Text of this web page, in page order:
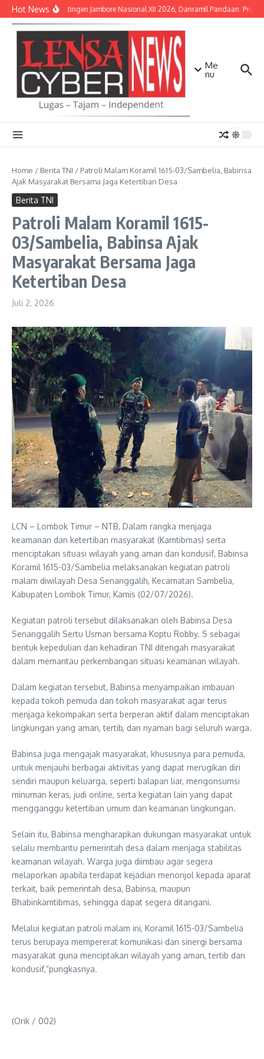
Lewati ke konten
Hot NewsLepas Kontingen Jambore Nasional XII 2026, Danramil Pandaan:
Me
nu
Home / Berita TNI / Patroli Malam Koramil 1615-03/Sambelia, Babinsa
Ajak Masyarakat Bersama Jaga Ketertiban Desa
Berita TNI
Patroli Malam Koramil 1615-
03/Sambelia, Babinsa Ajak
Masyarakat Bersama Jaga
Ketertiban Desa
Juli 2, 2026
LCN – Lombok Timur – NTB, Dalam rangka menjaga
keamanan dan ketertiban masyarakat (Kamtibmas) serta
menciptakan situasi wilayah yang aman dan kondusif, Babinsa
Koramil 1615-03/Sambelia melaksanakan kegiatan patroli
malam diwilayah Desa Senanggalih, Kecamatan Sambelia,
Kabupaten Lombok Timur, Kamis (02/07/2026).
Kegiatan patroli tersebut dilaksanakan oleh Babinsa Desa
Senanggalih Sertu Usman bersama Koptu Robby. S sebagai
bentuk kepedulian dan kehadiran TNI ditengah masyarakat
dalam memantau perkembangan situasi keamanan wilayah.
Dalam kegiatan tersebut, Babinsa menyampaikan imbauan
kepada tokoh pemuda dan tokoh masyarakat agar terus
menjaga kekompakan serta berperan aktif dalam menciptakan
lingkungan yang aman, tertib, dan nyaman bagi seluruh warga.
Babinsa juga mengajak masyarakat, khususnya para pemuda,
untuk menjauhi berbagai aktivitas yang dapat merugikan diri
sendiri maupun keluarga, seperti balapan liar, mengonsumsi
minuman keras, judi online, serta kegiatan lain yang dapat
mengganggu ketertiban umum dan keamanan lingkungan.
Selain itu, Babinsa mengharapkan dukungan masyarakat untuk
selalu membantu pemerintah desa dalam menjaga stabilitas
keamanan wilayah. Warga juga diimbau agar segera
melaporkan apabila terdapat kejadian menonjol kepada aparat
terkait, baik pemerintah desa, Babinsa, maupun
Bhabinkamtibmas, sehingga dapat segera ditangani.
Melalui kegiatan patroli malam ini, Koramil 1615-03/Sambelia
terus berupaya mempererat komunikasi dan sinergi bersama
masyarakat guna menciptakan wilayah yang aman, tertib dan
kondusif,”pungkasnya.
(Orik / 002)